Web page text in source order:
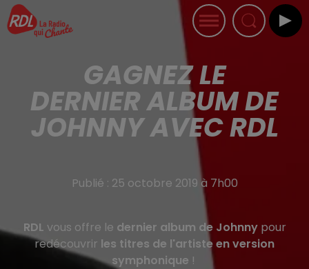
GAGNEZ LE
DERNIER ALBUM DE
JOHNNY AVEC RDL
Publié : 25 octobre 2019 à 7h00
RDL vous offre le dernier album de Johnny pour
redécouvrir les titres de l'artiste en version
symphonique !